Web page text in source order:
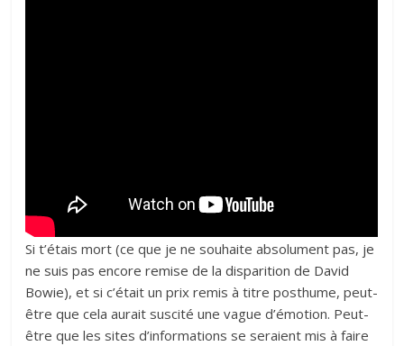
Si t’étais mort (ce que je ne souhaite absolument pas, je
ne suis pas encore remise de la disparition de David
Bowie), et si c’était un prix remis à titre posthume, peut-
être que cela aurait suscité une vague d’émotion. Peut-
être que les sites d’informations se seraient mis à faire